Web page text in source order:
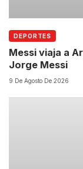
DEPORTES
Messi viaja a
Jorge Messi
9 De Agosto De 2026